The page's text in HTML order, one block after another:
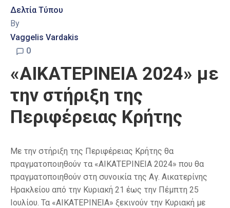
Δελτία Τύπου
By
Vaggelis Vardakis
0
«ΑΙΚΑΤΕΡΙΝΕΙΑ 2024» με
την στήριξη της
Περιφέρειας Κρήτης
Με την στήριξη της Περιφέρειας Κρήτης θα
πραγματοποιηθούν τα «ΑΙΚΑΤΕΡΙΝΕΙΑ 2024» που θα
πραγματοποιηθούν στη συνοικία της Αγ. Αικατερίνης
Ηρακλείου από την Κυριακή 21 έως την Πέμπτη 25
Ιουλίου. Τα «ΑΙΚΑΤΕΡΙΝΕΙΑ» ξεκινούν την Κυριακή με